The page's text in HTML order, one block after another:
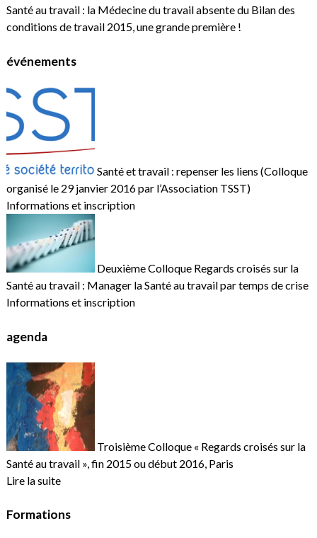
Santé au travail : la Médecine du travail absente du Bilan des
conditions de travail 2015, une grande première !
événements
Santé et travail : repenser les liens (Colloque
organisé le 29 janvier 2016 par l’Association TSST)
Informations et inscription
Deuxième Colloque Regards croisés sur la
Santé au travail : Manager la Santé au travail par temps de crise
Informations et inscription
agenda
Troisième Colloque « Regards croisés sur la
Santé au travail », fin 2015 ou début 2016, Paris
Lire la suite
Formations